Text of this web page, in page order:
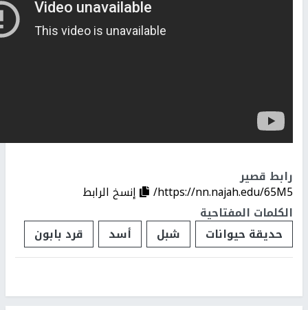
رابط قصير
https://nn.najah.edu/65M5/
إنسخ الرابط
الكلمات المفتاحية
حديقة حيوانات
شبل أسد قرد بابون